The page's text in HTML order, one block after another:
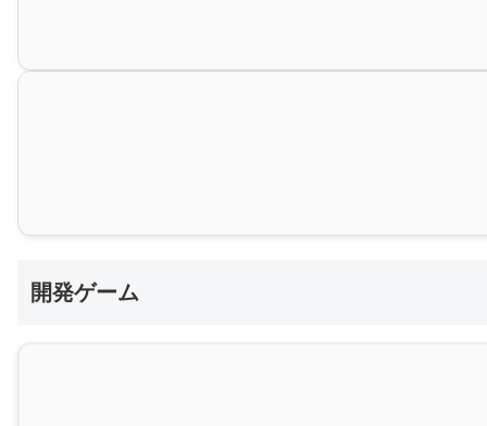
開発ゲーム